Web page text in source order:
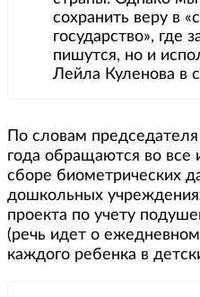
сохранить веру в
государство», где
пишутся, но и
Лейла Куленова в
По словам
года обращаются во все
сборе биометрических
дошкольных
проекта по учету
(речь идет о
каждого ребенка в